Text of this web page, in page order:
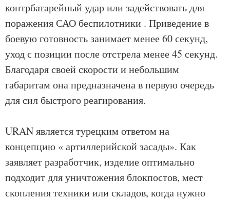
контрбатарейный удар или задействовать для
поражения САО беспилотники . Приведение в
боевую готовность занимает менее 60 секунд,
уход с позиции после отстрела менее 45 секунд.
Благодаря своей скорости и небольшим
габаритам она предназначена в первую очередь
для сил быстрого реагирования.
URAN является турецким ответом на
концепцию «артиллерийской засады». Как
заявляет разработчик, изделие оптимально
подходит для уничтожения блокпостов, мест
скопления техники или складов, когда нужно